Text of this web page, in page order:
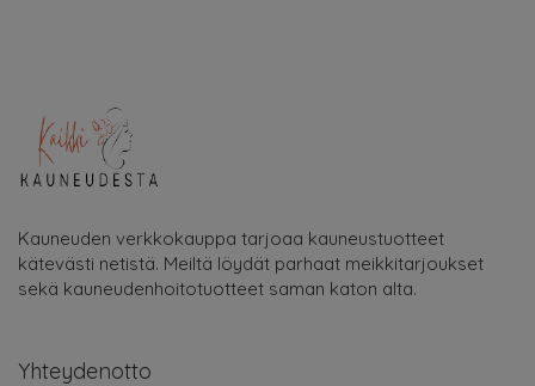
Kauneuden verkkokauppa tarjoaa kauneustuotteet
kätevästi netistä. Meiltä löydät parhaat meikkitarjoukset
sekä kauneudenhoitotuotteet saman katon alta.
Yhteydenotto